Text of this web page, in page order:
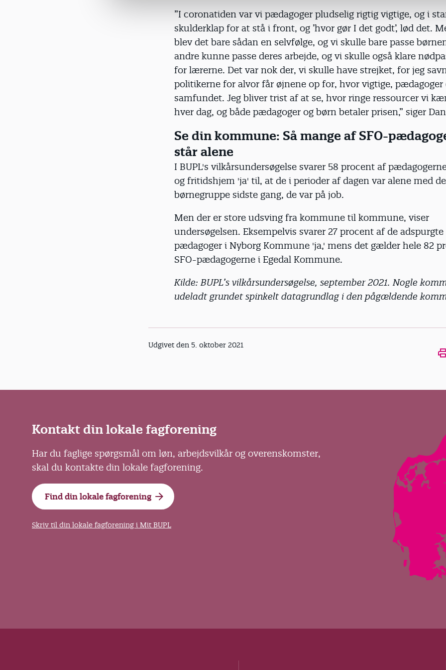
”I coronatiden var vi pædagoger pludselig rigtig vigtige, og i
skulderklap for at stå i front, og ’hvor gør I det godt’, lød det.
blev det bare sådan en selvfølge, og vi skulle bare passe
andre kunne passe deres arbejde, og vi skulle også klare
for lærerne. Det var nok der, vi skulle have strejket, for jeg
politikerne for alvor får øjnene op for, hvor vigtige, pædagoger
samfundet. Jeg bliver trist af at se, hvor ringe ressourcer vi
hver dag, og både pædagoger og børn betaler prisen,” siger
Se din kommune: Så mange af SFO-
står alene
I BUPL's vilkårsundersøgelse svarer 58 procent af
og fritidshjem 'ja' til, at de i perioder af dagen var alene med
børnegruppe sidste gang, de var på job.
Men der er store udsving fra kommune til kommune, viser
undersøgelsen. Eksempelvis svarer 27 procent af de adspurgte
pædagoger i Nyborg Kommune 'ja,' mens det gælder hele 82
SFO-pædagogerne i Egedal Kommune.
Kilde: BUPL’s vilkårsundersøgelse, september 2021. Nogle
udeladt grundet spinkelt datagrundlag i den pågældende
Udgivet den 5. oktober 2021
Kontakt din lokale fagforening
Har du faglige spørgsmål om løn, arbejdsvilkår og overenskomster,
skal du kontakte din lokale fagforening.
Find din lokale fagforening
Skriv til din lokale fagforening i Mit BUPL